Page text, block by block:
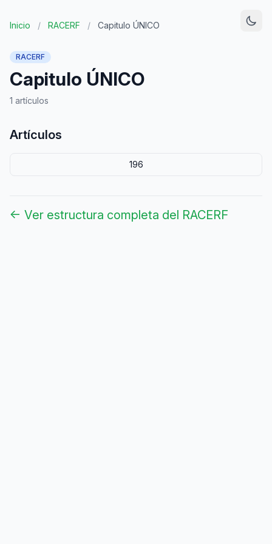
Inicio / RACERF / Capitulo ÚNICO
RACERF
Capitulo ÚNICO
1 artículos
Artículos
196
← Ver estructura completa del RACERF